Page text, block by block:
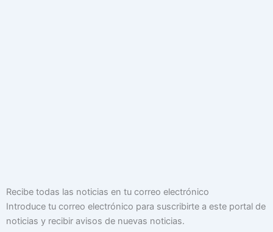
Recibe todas las noticias en tu correo electrónico
Introduce tu correo electrónico para suscribirte a este portal de
noticias y recibir avisos de nuevas noticias.
Dirección
de
electrónico